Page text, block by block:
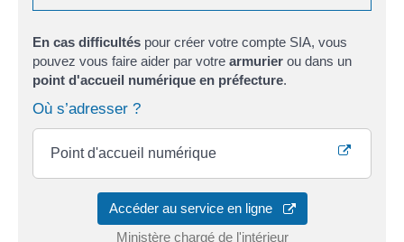
En cas difficultés pour créer votre compte SIA, vous
pouvez vous faire aider par votre armurier ou dans un
point d'accueil numérique en préfecture.
Où s’adresser ?
Point d'accueil numérique
Accéder au service en ligne
Ministère chargé de l'intérieur